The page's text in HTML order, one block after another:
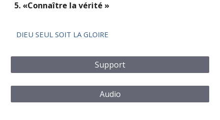
5. «Connaître la vérité »
DIEU SEUL SOIT LA GLOIRE
Support
Audio